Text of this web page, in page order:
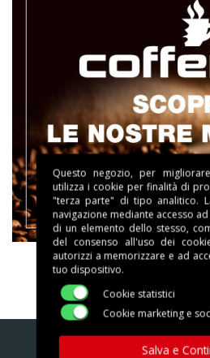
Questo negozio, per
utilizza i cookie per finalità di
"terza parte" di tipo analitico.
navigazione mediante accesso
di un elemento dello stesso,
del consenso all'uso dei
autorizzi a memorizzare e ad
tuo dispositivo.
Cookie statistici
Cookie marketing e
Salva e